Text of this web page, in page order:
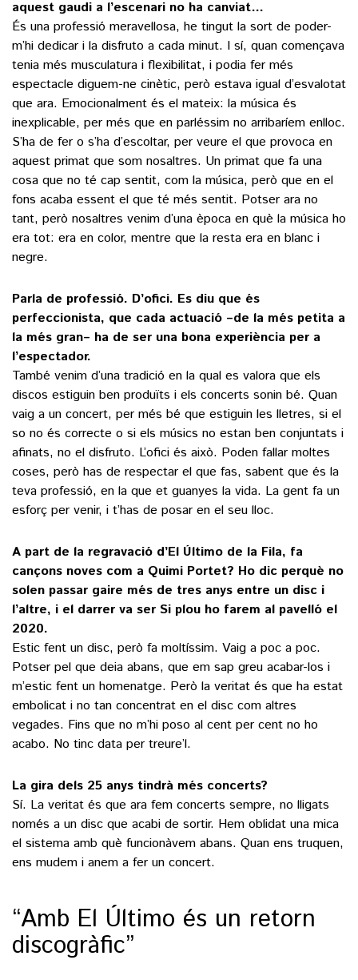
aquest gaudi a l’escenari no ha canviat…
És una professió meravellosa, he tingut la sort de poder-
m’hi dedicar i la disfruto a cada minut. I sí, quan començava
tenia més musculatura i flexibilitat, i podia fer més
espectacle diguem-ne cinètic, però estava igual d’esvalotat
que ara. Emocionalment és el mateix: la música és
inexplicable, per més que en parléssim no arribaríem enlloc.
S’ha de fer o s’ha d’escoltar, per veure el que provoca en
aquest primat que som nosaltres. Un primat que fa una
cosa que no té cap sentit, com la música, però que en el
fons acaba essent el que té més sentit. Potser ara no
tant, però nosaltres venim d’una època en què la música ho
era tot: era en color, mentre que la resta era en blanc i
negre.
Parla de professió. D’ofici. Es diu que és
perfeccionista, que cada actuació –de la més petita a
la més gran– ha de ser una bona experiència per a
l’espectador.
També venim d’una tradició en la qual es valora que els
discos estiguin ben produïts i els concerts sonin bé. Quan
vaig a un concert, per més bé que estiguin les lletres, si el
so no és correcte o si els músics no estan ben conjuntats i
afinats, no el disfruto. L’ofici és això. Poden fallar moltes
coses, però has de respectar el que fas, sabent que és la
teva professió, en la que et guanyes la vida. La gent fa un
esforç per venir, i t’has de posar en el seu lloc.
A part de la regravació d’El Último de la Fila, fa
cançons noves com a Quimi Portet? Ho dic perquè no
solen passar gaire més de tres anys entre un disc i
l’altre, i el darrer va ser Si plou ho farem al pavelló el
2020.
Estic fent un disc, però fa moltíssim. Vaig a poc a poc.
Potser pel que deia abans, que em sap greu acabar-los i
m’estic fent un homenatge. Però la veritat és que ha estat
embolicat i no tan concentrat en el disc com altres
vegades. Fins que no m’hi poso al cent per cent no ho
acabo. No tinc data per treure’l.
La gira dels 25 anys tindrà més concerts?
Sí. La veritat és que ara fem concerts sempre, no lligats
només a un disc que acabi de sortir. Hem oblidat una mica
el sistema amb què funcionàvem abans. Quan ens truquen,
ens mudem i anem a fer un concert.
“Amb El Último és un retorn
discogràfic”